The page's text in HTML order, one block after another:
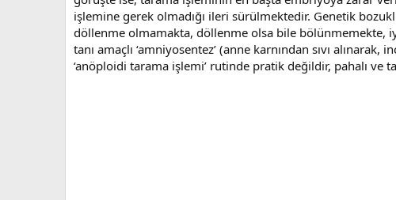
işlemine gerek olmadığı ileri sürülmektedir. Genetik
döllenme olmamakta, döllenme olsa bile bölünmemekte,
tanı amaçlı ‘amniyosentez’ (anne karnından sıvı
‘anöploidi tarama işlemi’ rutinde pratik değildir, pahalı ve